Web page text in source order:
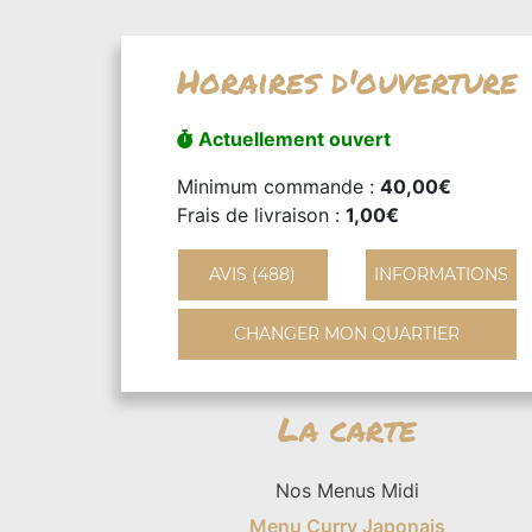
Horaires d'ouverture
Actuellement ouvert
Minimum commande : 40,00€
Frais de livraison : 1,00€
AVIS (488) INFORMATIONS
CHANGER MON QUARTIER
La carte
Nos Menus Midi
Menu Curry Japonais